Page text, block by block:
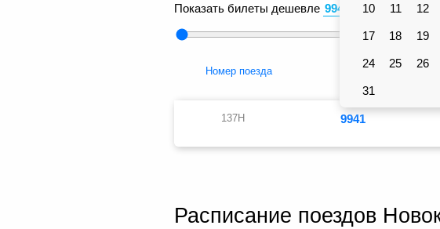
10 11 12
17 18 19
24 25 26
31
Показать билеты дешевле рублей
Номер поезда Купе
137Н 9941
Расписание поездов